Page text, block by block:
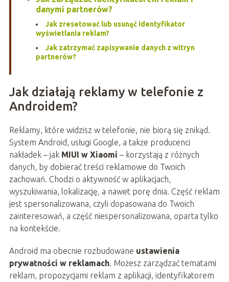
danymi partnerów?
Jak zresetować lub usunąć identyfikator
wyświetlania reklam?
Jak zatrzymać zapisywanie danych z witryn
partnerów?
Jak działają reklamy w telefonie z
Androidem?
Reklamy, które widzisz w telefonie, nie biorą się znikąd.
System Android, usługi Google, a także producenci
nakładek – jak MIUI w Xiaomi – korzystają z różnych
danych, by dobierać treści reklamowe do Twoich
zachowań. Chodzi o aktywność w aplikacjach,
wyszukiwania, lokalizację, a nawet porę dnia. Część reklam
jest spersonalizowana, czyli dopasowana do Twoich
zainteresowań, a część niespersonalizowana, oparta tylko
na kontekście.
Android ma obecnie rozbudowane ustawienia
prywatności w reklamach. Możesz zarządzać tematami
reklam, propozycjami reklam z aplikacji, identyfikatorem